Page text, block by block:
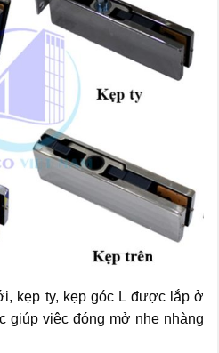
kẹp ty, kẹp góc L được lắp ở
giúp việc đóng mở nhẹ nhàng